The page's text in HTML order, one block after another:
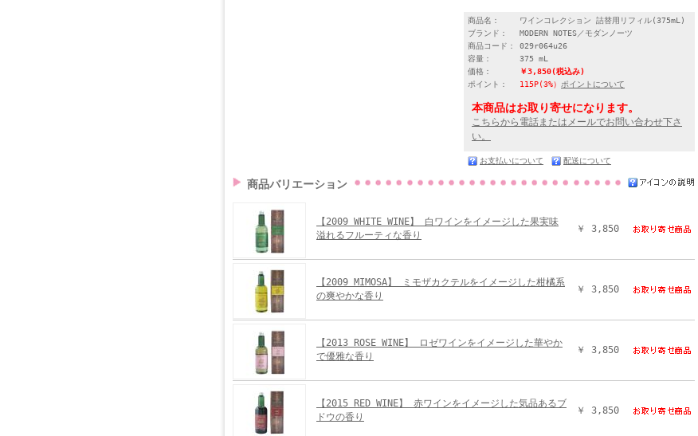
商品名：
ワインコレクション 詰替用リフィル(375mL)
ブランド：
MODERN NOTES／モダンノーツ
商品コード：
029r064u26
容量：
375 mL
価格：
￥3,850(税込み)
ポイント：
115P(3%） ポイントについて
本商品はお取り寄せになります。
こちらから電話またはメールでお問い合わせ下さ
い。
お支払いについて 配送について
商品バリエーション
【2009 WHITE WINE】 白ワインをイメージした果実味
溢れるフルーティな香り
￥ 3,850
【2009 MIMOSA】 ミモザカクテルをイメージした柑橘系
の爽やかな香り
￥ 3,850
【2013 ROSE WINE】 ロゼワインをイメージした華やか
で優雅な香り
￥ 3,850
【2015 RED WINE】 赤ワインをイメージした気品あるブ
ドウの香り
￥ 3,850